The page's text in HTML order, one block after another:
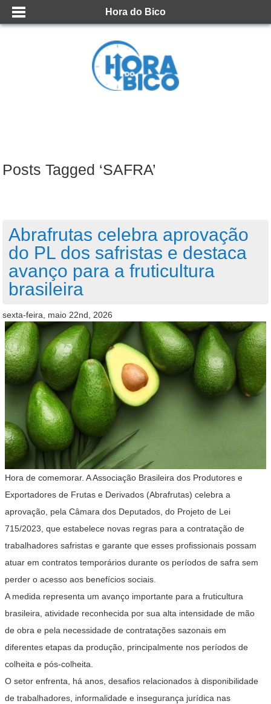
Hora do Bico
Posts Tagged ‘SAFRA’
Abrafrutas celebra aprovação
do PL dos safristas e destaca
avanço para a fruticultura
brasileira
sexta-feira, maio 22nd, 2026
Hora de comemorar. A Associação Brasileira dos Produtores e
Exportadores de Frutas e Derivados (Abrafrutas) celebra a
aprovação, pela Câmara dos Deputados, do Projeto de Lei
715/2023, que estabelece novas regras para a contratação de
trabalhadores safristas e garante que esses profissionais possam
atuar em contratos temporários durante os períodos de safra sem
perder o acesso aos benefícios sociais.
A medida representa um avanço importante para a fruticultura
brasileira, atividade reconhecida por sua alta intensidade de mão
de obra e pela necessidade de contratações sazonais em
diferentes etapas da produção, principalmente nos períodos de
colheita e pós-colheita.
O setor enfrenta, há anos, desafios relacionados à disponibilidade
de trabalhadores, informalidade e insegurança jurídica nas